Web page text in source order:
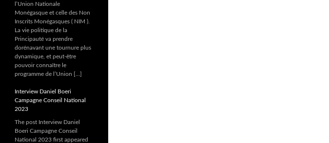
l’Union Nationale
Monégasque et celle des Non
Inscrits Monégasques ( NIM ).
La vie politique de la
Principauté va prendre
dorénavant une tournure plus
dynamique, et peut-être
pouvoir connaître le
programme de l’Union […]
Interview Daniel Boeri
Campagne Conseil National
2023
The post Interview Daniel
Boeri Campagne Conseil
National 2023 first appeared